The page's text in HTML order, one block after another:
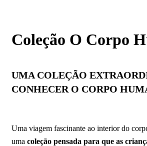
Coleção O Corpo
UMA COLEÇÃO
CONHECER O CORPO
Uma viagem fascinante ao interior do
uma coleção pensada para que as